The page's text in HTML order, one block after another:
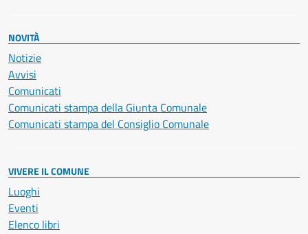
NOVITÀ
Notizie
Avvisi
Comunicati
Comunicati stampa della Giunta Comunale
Comunicati stampa del Consiglio Comunale
VIVERE IL COMUNE
Luoghi
Eventi
Elenco libri